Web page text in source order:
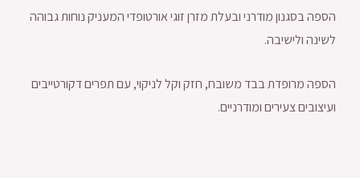
הספה בסגנון מודרני ובעלת מזרן זוגי אורטופדי המעניק נוחות גבוהה
לשינה ולישיבה.
הספה מרופדת בבד משובח, חזק וקל לניקוי, עם תפרים דקורטייבים
ועיצובים צעירים ומודרניים.